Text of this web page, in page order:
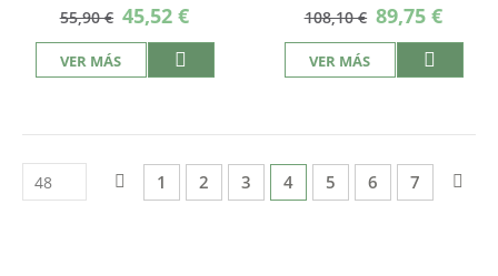
55,90 € Precio
especial
45,52 €
VER MÁS
108,10 € Precio
especial
89,75 €
VER MÁS
PáginaPágina
AnteriorPágina
1 Página
2 Página
3 Actualmente estás
4 Página
5 Página
6 Página
7